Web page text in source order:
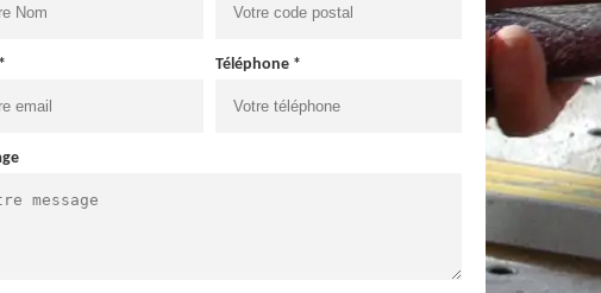
Téléphone *